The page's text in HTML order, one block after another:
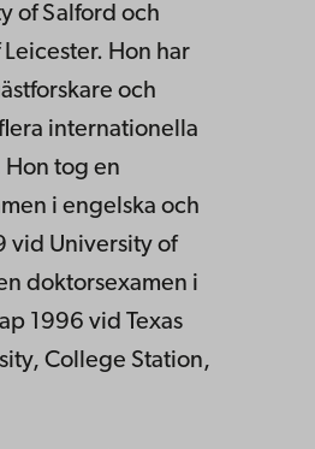
of Salford och
Hon har
och
internationella
tog en
i engelska och
vid University of
doktorsexamen i
1996 vid Texas
College Station,